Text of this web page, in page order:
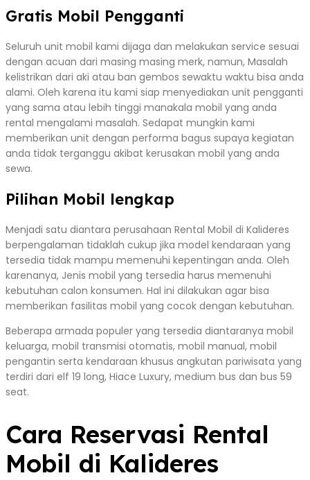
Gratis Mobil Pengganti
Seluruh unit mobil kami dijaga dan melakukan service sesuai
dengan acuan dari masing masing merk, namun, Masalah
kelistrikan dari aki atau ban gembos sewaktu waktu bisa anda
alami. Oleh karena itu kami siap menyediakan unit pengganti
yang sama atau lebih tinggi manakala mobil yang anda
rental mengalami masalah. Sedapat mungkin kami
memberikan unit dengan performa bagus supaya kegiatan
anda tidak terganggu akibat kerusakan mobil yang anda
sewa.
Pilihan Mobil lengkap
Menjadi satu diantara perusahaan Rental Mobil di Kalideres
berpengalaman tidaklah cukup jika model kendaraan yang
tersedia tidak mampu memenuhi kepentingan anda. Oleh
karenanya, Jenis mobil yang tersedia harus memenuhi
kebutuhan calon konsumen. Hal ini dilakukan agar bisa
memberikan fasilitas mobil yang cocok dengan kebutuhan.
Beberapa armada populer yang tersedia diantaranya mobil
keluarga, mobil transmisi otomatis, mobil manual, mobil
pengantin serta kendaraan khusus angkutan pariwisata yang
terdiri dari elf 19 long, Hiace Luxury, medium bus dan bus 59
seat.
Cara Reservasi Rental
Mobil di Kalideres